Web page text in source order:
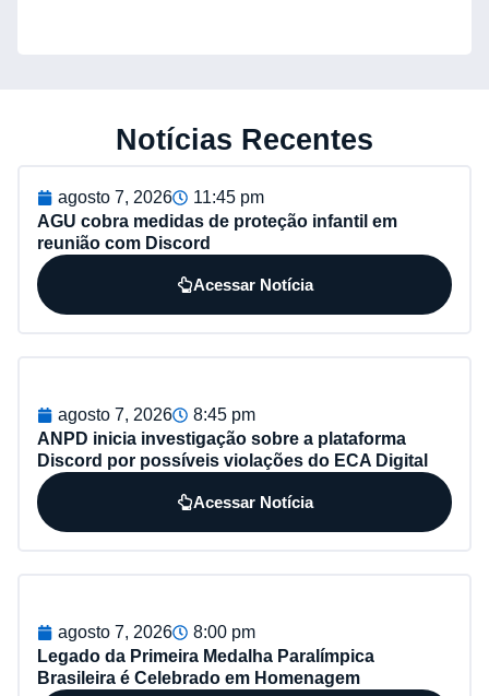
Notícias Recentes
agosto 7, 2026
11:45 pm
AGU cobra medidas de proteção infantil em
reunião com Discord
Acessar Notícia
agosto 7, 2026
8:45 pm
ANPD inicia investigação sobre a plataforma
Discord por possíveis violações do ECA Digital
Acessar Notícia
agosto 7, 2026
8:00 pm
Legado da Primeira Medalha Paralímpica
Brasileira é Celebrado em Homenagem